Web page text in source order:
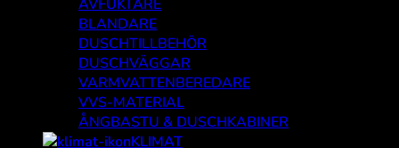
AVFUKTARE
BLANDARE
DUSCHTILLBEHÖR
DUSCHVÄGGAR
VARMVATTENBEREDARE
VVS-MATERIAL
ÅNGBASTU & DUSCHKABINER
KLIMAT